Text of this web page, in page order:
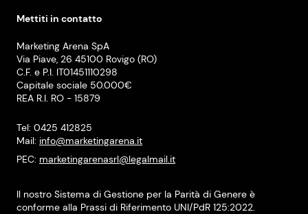
Mettiti in contatto
Marketing Arena SpA
Via Piave, 26 45100 Rovigo (RO)
C.F. e P.I. IT01451110298
Capitale sociale 50.000€
REA R.I. RO - 15879
Tel: 0425 412825
Mail: info@marketingarena.it
PEC: marketingarenasrl@legalmail.it
Il nostro Sistema di Gestione per la Parità di Genere è
conforme alla Prassi di Riferimento UNI/PdR 125:2022.